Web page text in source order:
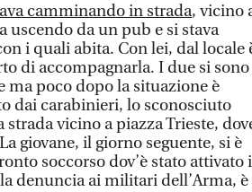
camminando in strada, vicino
uscendo da un pub e si stava
i quali abita. Con lei, dal locale
di accompagnarla. I due si sono
poco dopo la situazione è
dai carabinieri, lo sconosciuto
vicino a piazza Trieste,
giovane, il giorno seguente, si è
soccorso dov’è stato attivato
denuncia ai militari dell’Arma, è